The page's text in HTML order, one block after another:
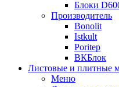
Блоки
Производитель
Bonolit
Istkult
Poritep
ВКБлок
Листовые и плитные
Меню